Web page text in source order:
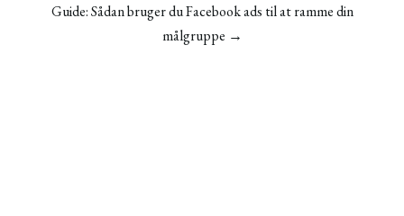
Guide: Sådan bruger du Facebook ads til at ramme din
målgruppe →